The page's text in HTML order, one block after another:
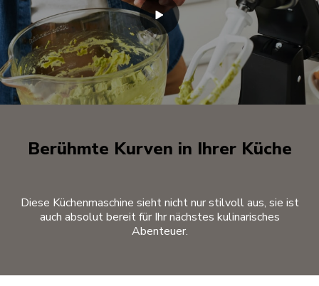
Berühmte Kurven in Ihrer Küche
Diese Küchenmaschine sieht nicht nur stilvoll aus, sie ist
auch absolut bereit für Ihr nächstes kulinarisches
Abenteuer.